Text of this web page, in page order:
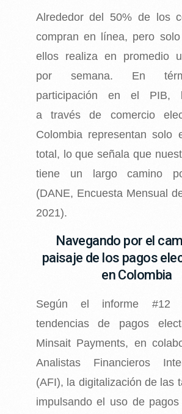
Alrededor del 50% de los
compran en línea, pero
ellos realiza en promedio
por semana. En
participación en el PIB,
a través de comercio
Colombia representan solo
total, lo que señala que
tiene un largo camino
(DANE, Encuesta Mensual
2021).
Navegando por el
paisaje de los pagos
en Colombia
Según el informe #12
tendencias de pagos
Minsait Payments, en
Analistas Financieros
(AFI), la digitalización de las
impulsando el uso de